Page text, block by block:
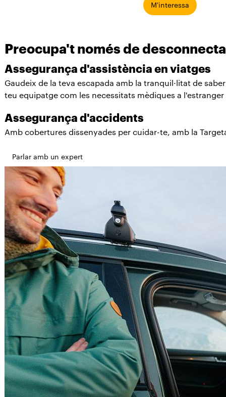
M'interessa
Preocupa't només de
Assegurança d'assistència en viatges
Gaudeix de la teva escapada amb la tranquil·litat de
teu equipatge com les necessitats mèdiques a
Assegurança d'accidents
Amb cobertures dissenyades per cuidar-te, amb la
Parlar amb un expert